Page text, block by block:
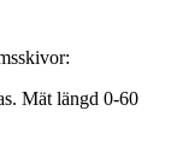
Mät längd 0-60